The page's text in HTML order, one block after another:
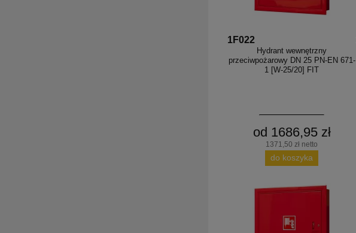
1F022
Hydrant wewnętrzny
przeciwpożarowy DN 25 PN-EN 671-
1 [W-25/20] FIT
od 1686,95 zł
1371,50 zł netto
do koszyka